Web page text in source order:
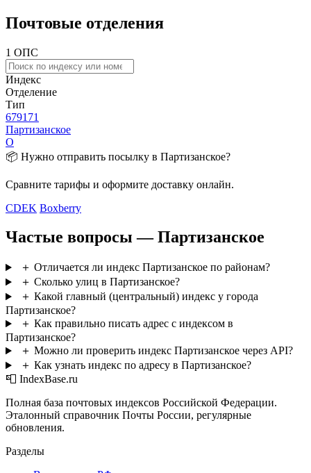
Почтовые отделения
1 ОПС
Индекс
Отделение
Тип
679171
Партизанское
О
📦 Нужно отправить посылку в Партизанское?
Сравните тарифы и оформите доставку онлайн.
CDEK Boxberry
Частые вопросы — Партизанское
＋ Отличается ли индекс Партизанское по районам?
＋ Сколько улиц в Партизанское?
＋ Какой главный (центральный) индекс у города
Партизанское?
＋ Как правильно писать адрес с индексом в
Партизанское?
＋ Можно ли проверить индекс Партизанское через API?
＋ Как узнать индекс по адресу в Партизанское?
📮 IndexBase.ru
Полная база почтовых индексов Российской Федерации.
Эталонный справочник Почты России, регулярные
обновления.
Разделы